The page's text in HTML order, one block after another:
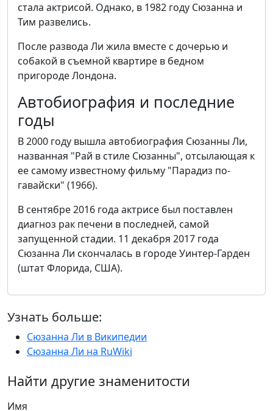
стала актрисой. Однако, в 1982 году Сюзанна и
Тим развелись.
После развода Ли жила вместе с дочерью и
собакой в съемной квартире в бедном
пригороде Лондона.
Автобиография и последние
годы
В 2000 году вышла автобиография Сюзанны Ли,
названная "Рай в стиле Сюзанны", отсылающая к
ее самому известному фильму "Парадиз по-
гавайски" (1966).
В сентябре 2016 года актрисе был поставлен
диагноз рак печени в последней, самой
запущенной стадии. 11 декабря 2017 года
Сюзанна Ли скончалась в городе Уинтер-Гарден
(штат Флорида, США).
Узнать больше:
Сюзанна Ли в Википедии
Сюзанна Ли на RuWiki
Найти другие знаменитости
Имя